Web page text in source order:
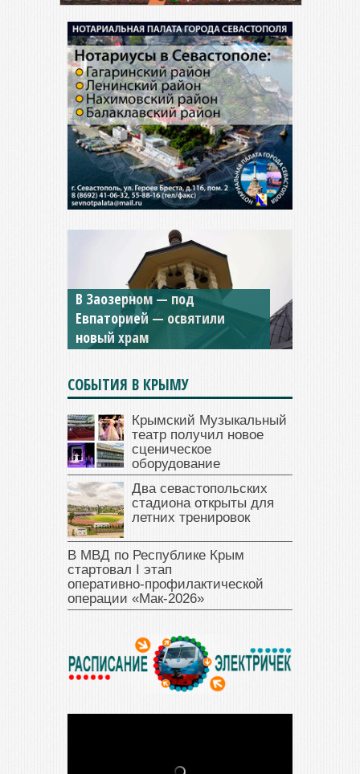
В Заозерном — под
Евпаторией — освятили
новый храм
Мужской монастырь Косьмы
и Дамиана в Крыму вновь
открыт для посещения
СОБЫТИЯ В КРЫМУ
Крымский Музыкальный
театр получил новое
сценическое
оборудование
Два севастопольских
стадиона открыты для
летних тренировок
В МВД по Республике Крым
стартовал I этап
оперативно‑профилактической
операции «Мак‑2026»